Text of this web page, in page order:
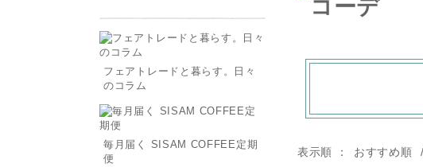
表示順 おすすめ順
フェアトレードと暮らす。日々
のコラム
毎月届く SISAM COFFEE定期
便